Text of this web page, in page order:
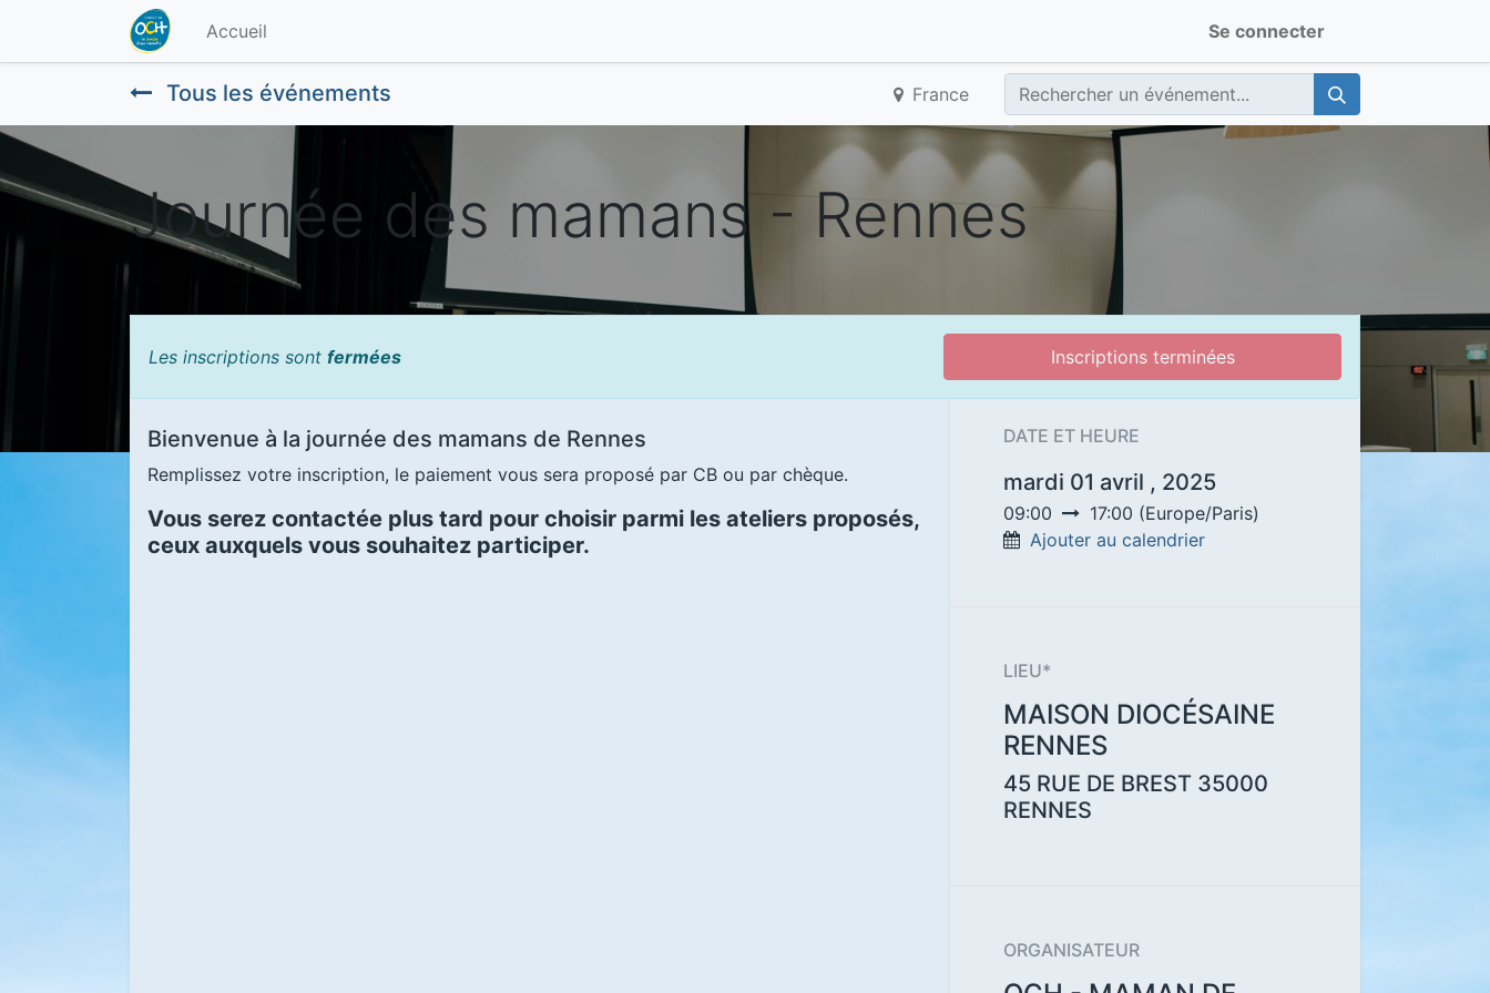
Accueil Se connecter
Tous les événements France
Journée des mamans - Rennes
Les inscriptions sont fermées Inscriptions terminées
Bienvenue à la journée des mamans de Rennes
Remplissez votre inscription, le paiement vous sera proposé par CB ou par chèque.
Vous serez contactée plus tard pour choisir parmi les ateliers proposés,
ceux auxquels vous souhaitez participer.
DATE ET HEURE
mardi 01 avril , 2025
09:00 17:00 (Europe/Paris)
Ajouter au calendrier
LIEU*
MAISON DIOCÉSAINE
RENNES
45 RUE DE BREST 35000
RENNES
ORGANISATEUR